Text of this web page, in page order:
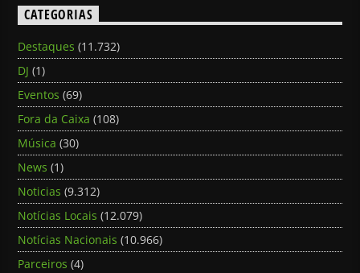
CATEGORIAS
Destaques (11.732)
DJ (1)
Eventos (69)
Fora da Caixa (108)
Música (30)
News (1)
Noticias (9.312)
Notícias Locais (12.079)
Notícias Nacionais (10.966)
Parceiros (4)